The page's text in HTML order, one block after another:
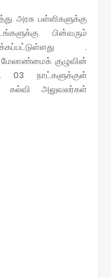
அரசு பள்ளிகளுக்கு
பின்வரும்
.
குழுவின்
நாட்களுக்குள்
கல்வி அலுவலர்கள்